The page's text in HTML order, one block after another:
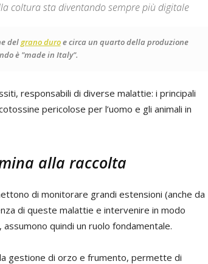
coltura sta diventando sempre più digitale
delgrano duroe circa un quarto della produzione
è "made in Italy".
responsabili di diverse malattie: i principali
pericolose per l’uomo e gli animali in
alla raccolta
di monitorare grandi estensioni (anche da
di queste malattie e intervenire in modo
quindi un ruolo fondamentale.
gestione di orzo e frumento, permette di